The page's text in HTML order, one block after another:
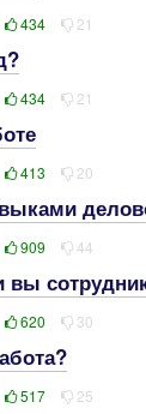
434 21
434 21
413 20
909 44
вы
620 30
517 25